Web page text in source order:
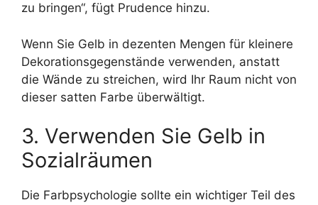
zu bringen“, fügt Prudence hinzu.
Wenn Sie Gelb in dezenten Mengen für kleinere
Dekorationsgegenstände verwenden, anstatt
die Wände zu streichen, wird Ihr Raum nicht von
dieser satten Farbe überwältigt.
3. Verwenden Sie Gelb in
Sozialräumen
Die Farbpsychologie sollte ein wichtiger Teil des